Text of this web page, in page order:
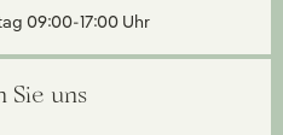
09:00-17:00 Uhr
Sie uns